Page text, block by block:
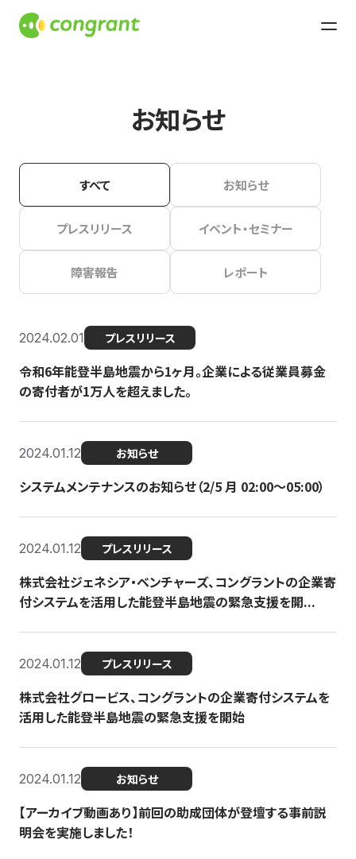
お知らせ
すべて お知らせ
プレスリリース イベント・セミナー
障害報告 レポート
2024.02.01 プレスリリース
令和6年能登半島地震から1ヶ月。企業による従業員募金
の寄付者が1万人を超えました。
2024.01.12 お知らせ
システムメンテナンスのお知らせ（2/5 月 02:00〜05:00）
2024.01.12 プレスリリース
株式会社ジェネシア・ベンチャーズ、コングラントの企業寄
付システムを活用した能登半島地震の緊急支援を開...
2024.01.12 プレスリリース
株式会社グロービス、コングラントの企業寄付システムを
活用した能登半島地震の緊急支援を開始
2024.01.12 お知らせ
【アーカイブ動画あり】前回の助成団体が登壇する事前説
明会を実施しました！